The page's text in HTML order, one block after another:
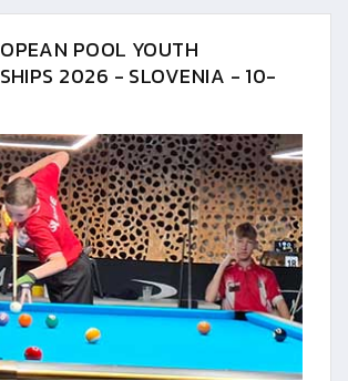
POOL YOUTH
2026 - SLOVENIA - 10-